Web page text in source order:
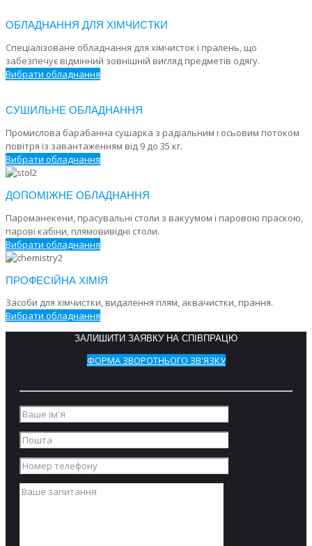
ОБЛАДНАННЯ ДЛЯ ХІМЧИСТКИ
Спеціалізоване обладнання для хімчисток і пралень, що
забезпечує відмінний зовнішній вигляд предметів одягу.
Вибрати обладнання
СУШИЛЬНЕ ОБЛАДНАННЯ
Промислова барабанна сушарка з радіальним і осьовим потоком
повітря із завантаженням від 9 до 35 кг.
Вибрати обладнання
ДОПОМІЖНЕ ОБЛАДНАННЯ
Пароманекени, прасувальні столи з вакуумом і паровою праскою,
парові кабіни, плямовивідні столи.
Вибрати обладнання
ПРОФЕСІЙНА ХІМІЯ
Засоби для хімчистки, видалення плям, аквачистки, прання.
Вибрати обладнання
ЗАЛИШИТИ ЗАЯВКУ НА СПІВПРАЦЮ
ФОРМА ЗВОРОТНЬОГО ЗВ'ЯЗКУ